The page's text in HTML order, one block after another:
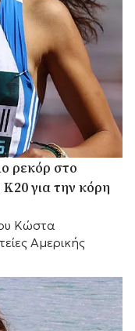
ρεκόρ στο
για την κόρη
Κώστα
Αμερικής